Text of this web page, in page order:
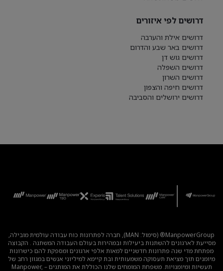
דרושים לפי איזורים
דרושים אילת והערבה
דרושים באר שבע והדרום
דרושים גוש דן
דרושים השפלה
דרושים השרון
דרושים חיפה והצפון
דרושים ירושלים והסביבה
ManpowerGroup® (סימול: MAN), חברה לפתרונות כוח עבודה עולמית מובילה,
מסייעת לארגונים להשתנות ביעילות ובמהירות בעולם העבודה המשתנה . הקבוצה
מפתחת מדי שנה פתרונות חדשניים למאות אלפי ארגונים ומספקת להם כישרונות
מיומנים תוך מציאת תעסוקה משמעותית ובת קיימא למיליוני אנשים במגוון רחב של
תעשיות ומיומנויות. משפחת המומחים שלנו הכוללת את המותגים – Manpower,